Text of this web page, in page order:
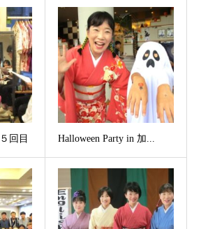
回目 Halloween Party in 加...